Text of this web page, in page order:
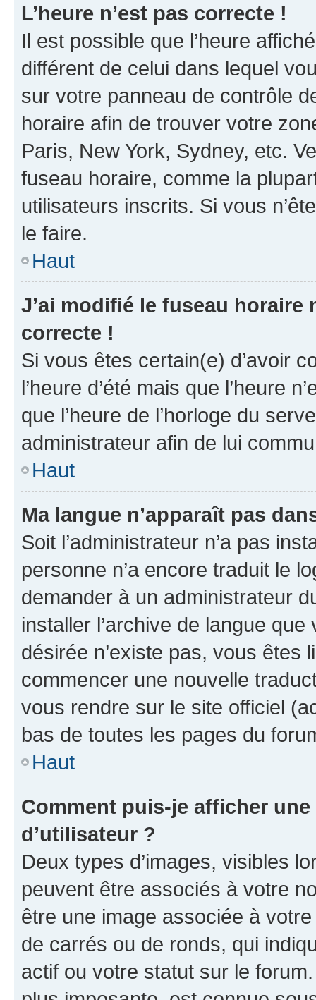
L’heure n’est pas correcte !
Il est possible que l’heure
différent de celui dans lequel
sur votre panneau de contrôle
horaire afin de trouver votre
Paris, New York, Sydney, etc.
fuseau horaire, comme la
utilisateurs inscrits. Si vous
le faire.
Haut
J’ai modifié le fuseau horaire
correcte !
Si vous êtes certain(e) d’avoir
l’heure d’été mais que l’heure
que l’heure de l’horloge du
administrateur afin de lui
Haut
Ma langue n’apparaît pas
Soit l’administrateur n’a pas
personne n’a encore traduit le
demander à un administrateur
installer l’archive de langue
désirée n’existe pas, vous êtes
commencer une nouvelle
vous rendre sur le site officiel
bas de toutes les pages du
Haut
Comment puis-je afficher
d’utilisateur ?
Deux types d’images, visibles
peuvent être associés à votre
être une image associée à
de carrés ou de ronds, qui
actif ou votre statut sur le